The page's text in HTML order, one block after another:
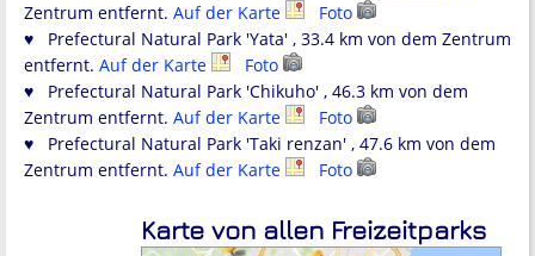
Zentrum entfernt. Auf der Karte
Foto
♥ Prefectural Natural Park 'Yata' , 33.4 km von dem Zentrum
entfernt. Auf der Karte
Foto
♥ Prefectural Natural Park 'Chikuho' , 46.3 km von dem
Zentrum entfernt. Auf der Karte
Foto
♥ Prefectural Natural Park 'Taki renzan' , 47.6 km von dem
Zentrum entfernt. Auf der Karte Foto
Karte von allen Freizeitparks